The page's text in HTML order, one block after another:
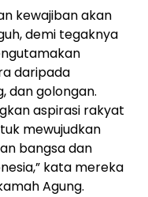
kewajiban akan
demi tegaknya
daripada
dan golongan.
aspirasi rakyat
mewujudkan
bangsa dan
kata mereka
Agung.